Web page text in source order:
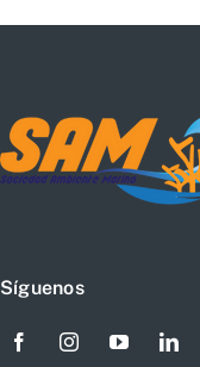
Síguenos